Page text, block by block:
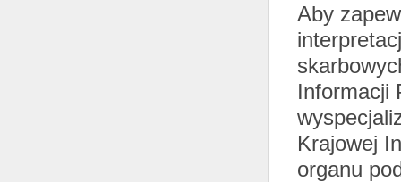
Aby
Informacji
Krajowej
organu